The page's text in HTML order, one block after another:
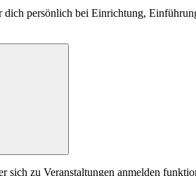
persönlich bei Einrichtung,
zu Veranstaltungen anmelden